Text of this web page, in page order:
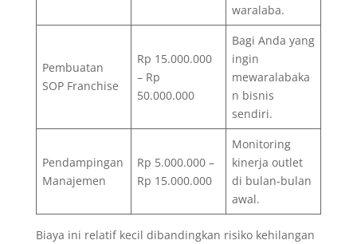
waralaba.
Pembuatan
SOP Franchise
Rp 15.000.000
– Rp
50.000.000
Bagi Anda yang
ingin
mewaralabaka
n bisnis
sendiri.
Pendampingan
Manajemen
Rp 5.000.000 –
Rp 15.000.000
Monitoring
kinerja outlet
di bulan-bulan
awal.
Biaya ini relatif kecil dibandingkan risiko kehilangan